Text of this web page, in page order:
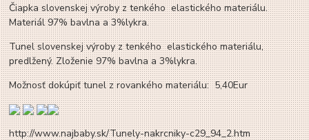
Čiapka slovenskej výroby z tenkého elastického materiálu.
Materiál 97% bavlna a 3%lykra.
Tunel slovenskej výroby z tenkého elastického materiálu,
predlžený. Zloženie 97% bavlna a 3%lykra.
Možnosť dokúpiť tunel z rovankého materiálu: 5,40Eur
http://www.najbaby.sk/Tunely-nakrcniky-c29_94_2.htm